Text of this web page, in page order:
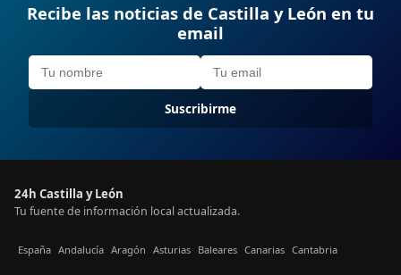
Recibe las noticias de Castilla y León en tu
email
Suscribirme
24h Castilla y León
Tu fuente de información local actualizada.
España Andalucía Aragón Asturias Baleares Canarias Cantabria